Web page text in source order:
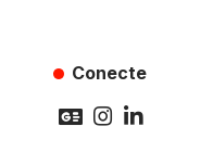
Conecte